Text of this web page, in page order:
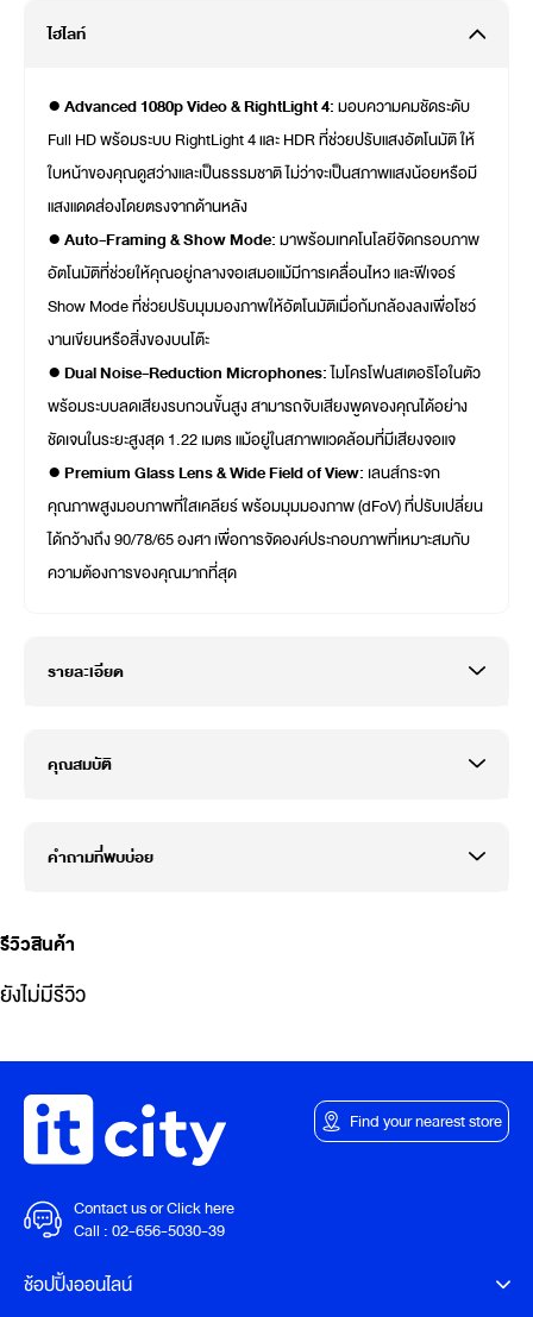
ไฮไลท์
● Advanced 1080p Video & RightLight 4:มอบความคมชัดระดับ
Full HD พร้อมระบบ RightLight 4 และ HDR ที่ช่วยปรับแสงอัตโนมัติ ให้
ใบหน้าของคุณดูสว่างและเป็นธรรมชาติ ไม่ว่าจะเป็นสภาพแสงน้อยหรือมี
แสงแดดส่องโดยตรงจากด้านหลัง
● Auto-Framing & Show Mode:มาพร้อมเทคโนโลยีจัดกรอบภาพ
อัตโนมัติที่ช่วยให้คุณอยู่กลางจอเสมอแม้มีการเคลื่อนไหว และฟีเจอร์
Show Mode ที่ช่วยปรับมุมมองภาพให้อัตโนมัติเมื่อก้มกล้องลงเพื่อโชว์
งานเขียนหรือสิ่งของบนโต๊ะ
● Dual Noise-Reduction Microphones:ไมโครโฟนสเตอริโอในตัว
พร้อมระบบลดเสียงรบกวนขั้นสูง สามารถจับเสียงพูดของคุณได้อย่าง
ชัดเจนในระยะสูงสุด 1.22 เมตร แม้อยู่ในสภาพแวดล้อมที่มีเสียงจอแจ
● Premium Glass Lens & Wide Field of View: เลนส์กระจก
คุณภาพสูงมอบภาพที่ใสเคลียร์ พร้อมมุมมองภาพ (dFoV) ที่ปรับเปลี่ยน
ได้กว้างถึง 90/78/65 องศา เพื่อการจัดองค์ประกอบภาพที่เหมาะสมกับ
ความต้องการของคุณมากที่สุด
รายละเอียด
คุณสมบัติ
คำถามที่พบบ่อย
รีวิวสินค้า
ยังไม่มีรีวิว
Contact us or Click here
Call :02-656-5030-39
Find your nearest store
ช้อปปิ้งออนไลน์